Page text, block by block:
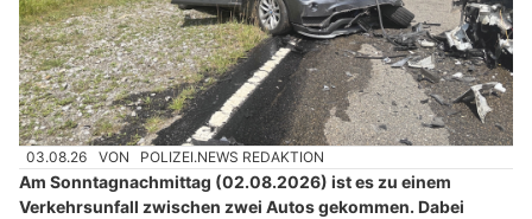
03.08.26 VON POLIZEI.NEWS REDAKTION
Am Sonntagnachmittag (02.08.2026) ist es zu einem
Verkehrsunfall zwischen zwei Autos gekommen. Dabei